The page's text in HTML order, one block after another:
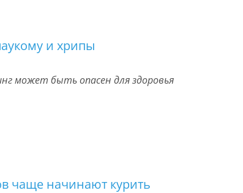
и хрипы
может быть опасен для здоровья
чаще начинают курить